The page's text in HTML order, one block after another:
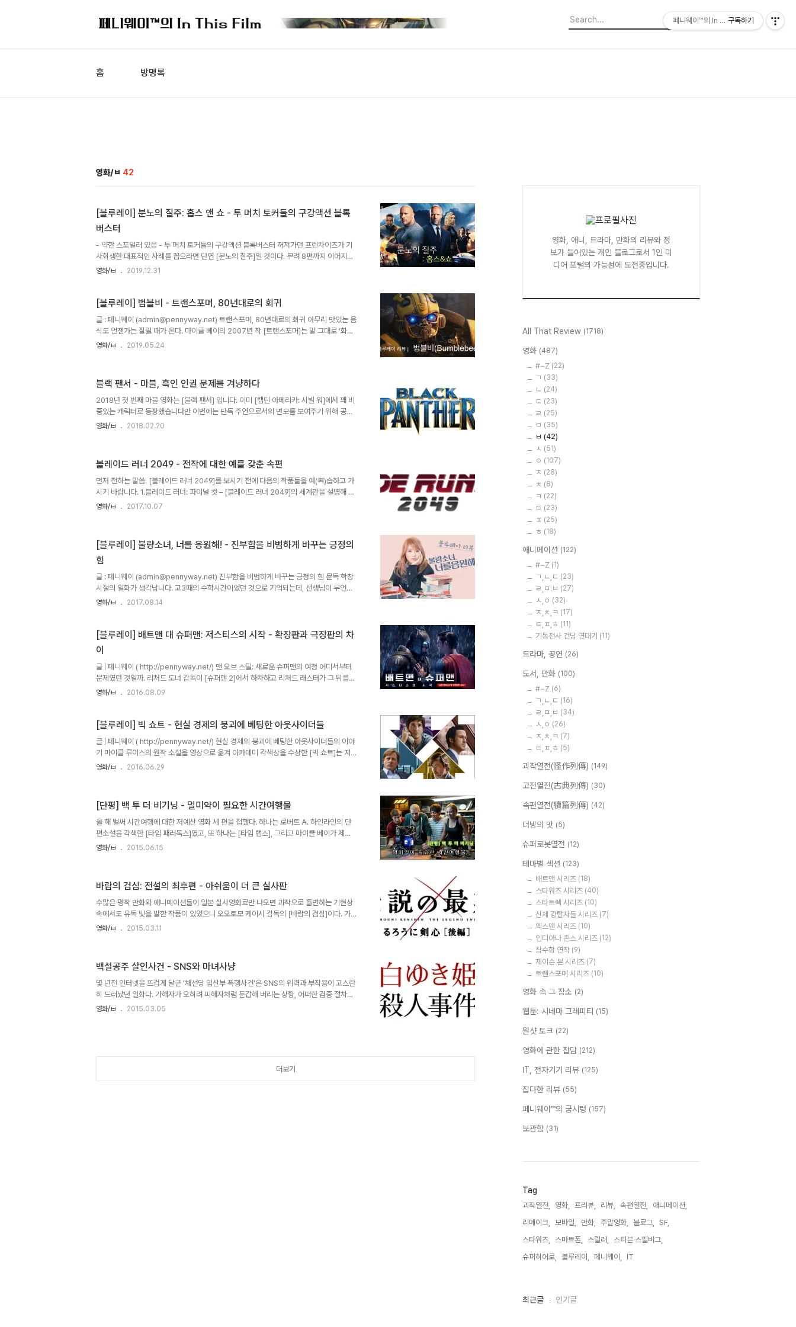
홈 방명록
영화/ㅂ 42
[블루레이] 분노의 질주: 홉스 앤 쇼 - 투 머치 토커들의 구강액션 블록
버스터
- 약한 스포일러 있음 - 투 머치 토커들의 구강액션 블록버스터 꺼져가던 프렌차이즈가 기
사회생한 대표적인 사례를 꼽으라면 단연 [분노의 질주]일 것이다. 무려 8편까지 이어지며
마치 드웨인 존슨의 몸통마냥 덩치를 키운 이 시리즈는 스트리트 레이싱을 소재로 한 중저
지속될 것 같다. [분노의 질주: 홉스 앤 쇼]는 [분노의 질주: 언리미티드] 부터 레귤러 멤버로
의 한 식구(…)가 된 제이슨 스타뎀 두 사람이 버디를 이룬 스핀오프다. 3번째 시..
영화/ㅂ 2019.12.31
[블루레이] 범블비 - 트랜스포머, 80년대로의 회귀
글 : 페니웨이 (admin@pennyway.net) 트랜스포머, 80년대로의 회귀 아무리 맛있는 음
식도 언젠가는 질릴 때가 온다. 마이클 베이의 2007년 작 [트랜스포머]는 말 그대로 ‘화면
의 경이’ 였지만 시리즈가 거듭될수록 내리막길을 달렸다. 급기야 다섯 번째 작품인 [트랜스
쳐놓은- 다음에야 내려놓았다. 이미 망가질 대로 망가진 [트랜스포머] 시리즈의 첫 번째 스
핀오프로 기획된 [범블비]는 [쿠보와 전설의 악기]로 호평 받은 트래비..
영화/ㅂ 2019.05.24
블랙 팬서 - 마블, 흑인 인권 문제를 겨냥하다
2018년 첫 번째 마블 영화는 [블랙 팬서] 입니다. 이미 [캡틴 아메리카: 시빌 워]에서 꽤 비
중있는 캐릭터로 등장했습니다만 이번에는 단독 주연으로서의 면모를 보여주기 위해 공을
들였습니다. 그 때문에 영화는 액션보단 캐릭터의 깊이와 세계관의 확장에 좀 더 집중한 느
인 사상에 빠져 흑인 인권을 쟁취하기 위해 와칸다의 기술력을 이용하려 합니다. 이를 눈치
챈 선대 블랙 팬서, 티차카 국왕은 자신의 동생인 엔조부를 제지하게 되지요. [블랙 팬서..
영화/ㅂ 2018.02.20
블레이드 러너 2049 - 전작에 대한 예를 갖춘 속편
먼저 전하는 말씀. [블레이드 러너 2049]를 보시기 전에 다음의 작품들을 예(복)습하고 가
시기 바랍니다. 1.블레이드 러너: 파이널 컷 – [블레이드 러너 2049]의 세계관을 설명해 주
는 전작이자, 인물의 관계, 주제 의식과도 직접적인 관계가 있습니다. 혹시 기관람인 분들이
‘대정전’ 사건을 다루고 있습니다. 3.2036: Nexus Dawn – 역시 [블레이드 러너 2049]
의 프리퀄로서 구 레플리컨트 모델들의 반란과 대정..
영화/ㅂ 2017.10.07
[블루레이] 불량소녀, 너를 응원해! - 진부함을 비범하게 바꾸는 긍정의
힘
글 : 페니웨이 (admin@pennyway.net) 진부함을 비범하게 바꾸는 긍정의 힘 문득 학창
시절의 일화가 생각납니다. 고3때의 수학시간이었던 것으로 기억되는데, 선생님이 무언가
를 설명하면서 갑자기 한 학생을 일으켜 세우더니 “얘가 서울대를 못간다는 건 확률적으로
게 할 말은 아니었다는 느낌이 각인되어 버렸기 때문일 겁니다. 사실 그렇습니다. 교육이라
는 이름으로 자행되어 온 크고 작은 폭력들은 비단 물리적인 형태만으로 행사된 건 아니었
죠. 적어도 필자가 학생이던 시절에는 학생들을 노골적으로 차별하는 것도 모자라 기분 내..
영화/ㅂ 2017.08.14
[블루레이] 배트맨 대 슈퍼맨: 저스티스의 시작 - 확장판과 극장판의 차
이
글 | 페니웨이 ( http://pennyway.net/) 맨 오브 스틸: 새로운 슈퍼맨의 여정 어디서부터
문제였던 것일까. 리처드 도너 감독이 [슈퍼맨 2]에서 하차하고 리처드 래스터가 그 뒤를
이어 받으면서 부터였을까. 아니면 판권이 캐논사에 팔려나가 역대급 괴작인 [슈퍼맨 4: 최
들리고 있었다. 특히나 브라이언 싱어가 [엑스맨]을 버리면서까지 만들고 싶어했던 팬심 가
만들었다. (그럼에도 현재 로튼토마토 메타지수는 76%로 그리 나쁘지..
영화/ㅂ 2016.08.09
[블루레이] 빅 쇼트 - 현실 경제의 붕괴에 베팅한 아웃사이더들
글 | 페니웨이 ( http://pennyway.net/) 현실 경제의 붕괴에 베팅한 아웃사이더들의 이야
기 마이클 루이스의 원작 소설을 영상으로 옮겨 아카데미 각색상을 수상한 [빅 쇼트]는 지
난 2008년 미국발 금융위기를 유발했던 서브프라임 사태를 다룬 영화다. 서브프라임 사태
심으로 이야기가 진행된다. 누구보다 먼저 서브프라임 사태를 예측했지만 투자자들의 불신
에 맞서 홀로 외로운 싸움을 해야 했던 마이클 버리(크리스천 베일 분), 우울하고 냉소적인..
영화/ㅂ 2016.06.29
[단평] 백 투 더 비기닝 - 멀미약이 필요한 시간여행물
올 해 벌써 시간여행에 대한 저예산 영화 세 편을 접했다. 하나는 로버트 A. 하인라인의 단
편소설을 각색한 [타임 패러독스]였고, 또 하나는 [타임 랩스], 그리고 마이클 베이가 제작
에 참여한 [백 투 더 비기닝]이다. 앞의 두 작품이 저예산 영화라는 한계 속에서 나름대로 클
는 사건들을 다룬다. 기존의 여러 시간여행 영화들에서 다뤘던 담론들을 파운드 푸티지라는
형식에 맞게 조립하다보니 울렁거리는 시각적 피로감에 더해져 한층 더 머리를 지끈거리게
만든다..
영화/ㅂ 2015.06.15
바람의 검심: 전설의 최후편 - 아쉬움이 더 큰 실사판
수많은 명작 만화와 애니메이션들이 일본 실사영화로만 나오면 괴작으로 돌변하는 기현상
속에서도 유독 빛을 발한 작품이 있었으니 오오토모 케이시 감독의 [바람의 검심]이다. 가
면라이더 출신의 배우 사토 타케루를 켄신으로 캐스팅한다고 했을때 부터 극심한 반대와 조
의 검심]은 말 그대로 전설로 남았을지도 모른다. 하지만 방대한 원작의 에피소드와 켄신이
라는 사나이에 얽힌 인과율의 관계를 우도 진에와의 단판승으로 끝내기엔 아까웠을 터. 3부
작을 목표로 시시오..
영화/ㅂ 2015.03.11
백설공주 살인사건 - SNS와 마녀사냥
몇 년전 인터넷을 뜨겁게 달군 '채선당 임산부 폭행사건'은 SNS의 위력과 부작용이 고스란
히 드러났던 일화다. 가해자가 오히려 피해자처럼 둔갑해 버리는 상황, 어떠한 검증 절차없
이 감정적으로 거대한 여론을 만들어 상대방을 유죄로 단정해버리는 SNS의 마녀사냥식 파
영화/ㅂ 2015.03.05
더보기
영화, 애니, 드라마, 만화의 리뷰와 정
보가 들어있는 개인 블로그로서 1인 미
디어 포털의 가능성에 도전중입니다.
All That Review (1718)
영화 (487)
#~Z (22)
ㄱ (33)
ㄴ (24)
ㄷ (23)
ㄹ (25)
ㅁ (35)
ㅂ (42)
ㅅ (51)
ㅇ (107)
ㅈ (28)
ㅊ (8)
ㅋ (22)
ㅌ (23)
ㅍ (25)
ㅎ (18)
애니메이션 (122)
#~Z (1)
ㄱ,ㄴ,ㄷ (23)
ㄹ,ㅁ.ㅂ (27)
ㅅ,ㅇ (32)
ㅈ,ㅊ,ㅋ (17)
ㅌ,ㅍ,ㅎ (11)
기동전사 건담 연대기 (11)
드라마, 공연 (26)
도서, 만화 (100)
#~Z (6)
ㄱ,ㄴ,ㄷ (16)
ㄹ,ㅁ,ㅂ (34)
ㅅ,ㅇ (26)
ㅈ,ㅊ,ㅋ (7)
ㅌ,ㅍ,ㅎ (5)
괴작열전(怪作列傳) (149)
고전열전(古典列傳) (30)
속편열전(續篇列傳) (42)
더빙의 맛 (5)
슈퍼로봇열전 (12)
테마별 섹션 (123)
배트맨 시리즈 (18)
스타워즈 시리즈 (40)
스타트렉 시리즈 (10)
신체 강탈자들 시리즈 (7)
엑스맨 시리즈 (10)
인디아나 존스 시리즈 (12)
잠수함 연작 (9)
제이슨 본 시리즈 (7)
트랜스포머 시리즈 (10)
영화 속 그 장소 (2)
웹툰: 시네마 그레피티 (15)
원샷 토크 (22)
영화에 관한 잡담 (212)
IT, 전자기기 리뷰 (125)
잡다한 리뷰 (55)
페니웨이™의 궁시렁 (157)
보관함 (31)
Tag
괴작열전, 영화, 프리뷰, 리뷰, 속편열전,
애니메이션,
리메이크,
모바일, 만화, 주말영화, 블로그,
SF,
스타워즈,
스마트폰, 스릴러,
스티븐 스필버그,
슈퍼히어로,
블루레이, 페니웨이, IT,
최
최근글 인기글
페니웨이™의 In This Film
구독하기